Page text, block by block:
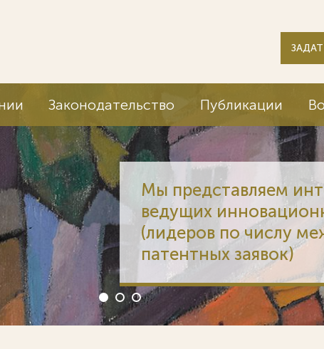
Законодательство Публикации
Мы представляем
ведущих
(лидеров по числу
патентных заявок)